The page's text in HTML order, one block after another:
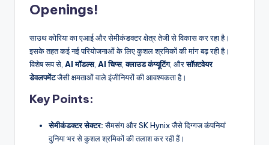
Openings!
साउथ कोरिया का एआई और सेमीकंडक्टर क्षेत्र तेजी से विकास कर रहा है।
इसके तहत कई नई परियोजनाओं के लिए कुशल श्रमिकों की मांग बढ़ रही है।
विशेष रूप से, AI मॉडल्स, AI चिप्स,क्लाउड कंप्यूटिंग, औरसॉफ़्टवेयर
डेवलपमेंटजैसी क्षमताओं वाले इंजीनियरों की आवश्यकता है।
Key Points:
सेमीकंडक्टर सेक्टर:सैमसंग और SK Hynix जैसे दिग्गज कंपनियां
दुनिया भर से कुशल श्रमिकों की तलाश कर रही हैं।